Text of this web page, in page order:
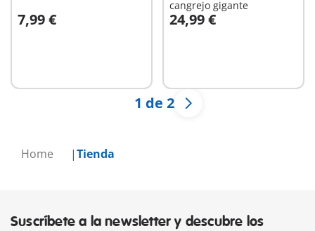
Home Tienda
7,99 €
A la cesta
cangrejo gigante
24,99 €
A la cesta
1 de 2
Suscríbete a la newsletter y descubre los